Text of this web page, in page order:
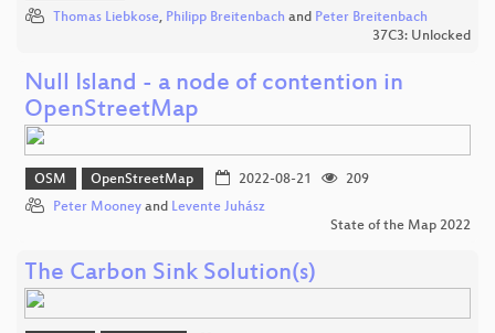
Thomas Liebkose, Philipp Breitenbach and Peter Breitenbach
37C3: Unlocked
Null Island - a node of contention in
OpenStreetMap
OSM OpenStreetMap 2022-08-21
209
Peter Mooney and Levente Juhász
State of the Map 2022
The Carbon Sink Solution(s)